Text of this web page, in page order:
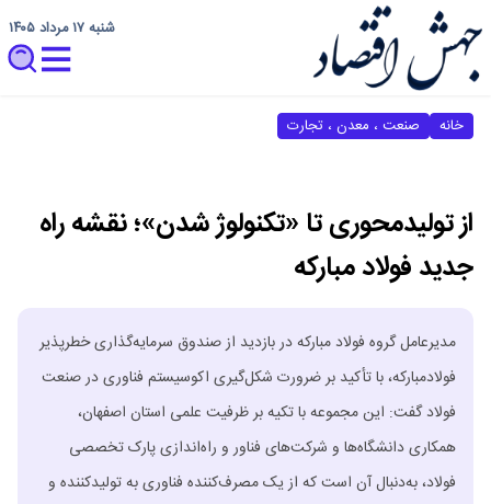
شنبه ۱۷ مرداد ۱۴۰۵
خانه صنعت ، معدن ، تجارت
از تولیدمحوری تا «تکنولوژ شدن»؛ نقشه راه
جدید فولاد مبارکه
مدیرعامل گروه فولاد مبارکه در بازدید از صندوق سرمایه‌گذاری خطرپذیر
فولادمبارکه، با تأکید بر ضرورت شکل‌گیری اکوسیستم فناوری در صنعت
فولاد گفت: این مجموعه با تکیه بر ظرفیت علمی استان اصفهان،
همکاری دانشگاه‌ها و شرکت‌های فناور و راه‌اندازی پارک تخصصی
فولاد، به‌دنبال آن است که از یک مصرف‌کننده فناوری به تولیدکننده و